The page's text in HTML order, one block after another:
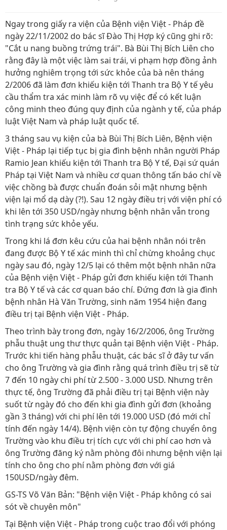
Ngay trong giấy ra viện của Bệnh viện Việt - Pháp đề
ngày 22/11/2002 do bác sĩ Đào Thị Hợp ký cũng ghi rõ:
"Cắt u nang buồng trứng trái". Bà Bùi Thị Bích Liên cho
rằng đây là một việc làm sai trái, vi phạm hợp đồng ảnh
hưởng nghiêm trọng tới sức khỏe của bà nên tháng
2/2006 đã làm đơn khiếu kiện tới Thanh tra Bộ Y tế yêu
cầu thẩm tra xác minh làm rõ vụ việc để có kết luận
công minh theo đúng quy định của ngành y tế, của pháp
luật Việt Nam và pháp luật quốc tế.
3 tháng sau vụ kiện của bà Bùi Thị Bích Liên, Bệnh viện
Việt - Pháp lại tiếp tục bị gia đình bệnh nhân người Pháp
Ramio Jean khiếu kiện tới Thanh tra Bộ Y tế, Đại sứ quán
Pháp tại Việt Nam và nhiều cơ quan thông tấn báo chí về
việc chồng bà được chuẩn đoán sỏi mật nhưng bệnh
viện lại mổ dạ dày (?!). Sau 12 ngày điều trị với viện phí có
khi lên tới 350 USD/ngày nhưng bệnh nhân vẫn trong
tình trạng sức khỏe yếu.
Trong khi lá đơn kêu cứu của hai bệnh nhân nói trên
đang được Bộ Y tế xác minh thì chỉ chừng khoảng chục
ngày sau đó, ngày 12/5 lại có thêm một bệnh nhân nữa
của Bệnh viện Việt - Pháp gửi đơn khiếu kiện tới Thanh
tra Bộ Y tế và các cơ quan báo chí. Đứng đơn là gia đình
bệnh nhân Hà Văn Trường, sinh năm 1954 hiện đang
điều trị tại Bệnh viện Việt - Pháp.
Theo trình bày trong đơn, ngày 16/2/2006, ông Trường
phẫu thuật ung thư thực quản tại Bệnh viện Việt - Pháp.
Trước khi tiến hàng phẫu thuật, các bác sĩ ở đây tư vấn
cho ông Trường và gia đình rằng quá trình điều trị sẽ từ
7 đến 10 ngày chi phí từ 2.500 - 3.000 USD. Nhưng trên
thực tế, ông Trường đã phải điều trị tại Bệnh viện này
suốt từ ngày đó cho đến khi gia đình gửi đơn (khoảng
gần 3 tháng) với chi phí lên tới 19.000 USD (đó mới chỉ
tính đến ngày 14/4). Bệnh viện còn tự động chuyển ông
Trường vào khu điều trị tích cực với chi phí cao hơn và
ông Trường đăng ký nằm phòng đôi nhưng bệnh viện lại
tính cho ông cho phí nằm phòng đơn với giá
150USD/ngày đêm.
GS-TS Võ Văn Bản: "Bệnh viện Việt - Pháp không có sai
sót về chuyên môn"
Tại Bệnh viện Việt - Pháp trong cuộc trao đổi với phóng